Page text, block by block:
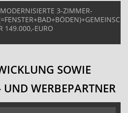
3-ZIMMER-
149.000,-EURO
SOWIE
WERBEPARTNER